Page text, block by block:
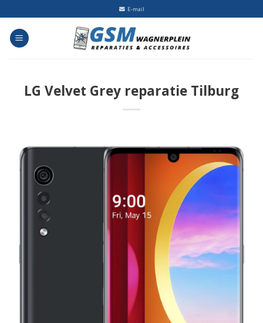
to
content
E-mail
LG Velvet Grey reparatie Tilburg